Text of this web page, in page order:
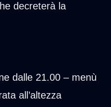
decreterà la
dalle 21.00 – menù
all’altezza